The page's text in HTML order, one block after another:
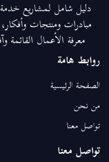
دليل شامل لمشاريع خدمة
مبادرات ومنتجات
معرفة الأعمال القائمة
روابط هامة
الصفحة الرئيسية
من نحن
تواصل معنا
تواصل معنا